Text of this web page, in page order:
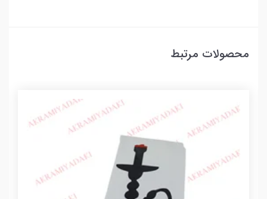
محصولات مرتبط